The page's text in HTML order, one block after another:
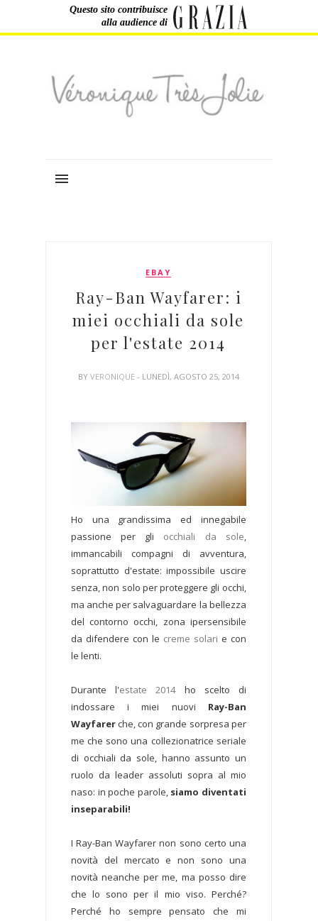
Questo sito contribuisce
alla audience di
EBAY
Ray-Ban Wayfarer: i
miei occhiali da sole
per l'estate 2014
BY VERONIQUE - LUNEDÌ, AGOSTO 25, 2014
Ho una grandissima ed innegabile
passione per gli occhiali da sole,
immancabili compagni di avventura,
soprattutto d'estate: impossibile uscire
senza, non solo per proteggere gli occhi,
ma anche per salvaguardare la bellezza
del contorno occhi, zona ipersensibile
da difendere con le creme solari e con
le lenti.
Durante l'estate 2014ho scelto di
indossare i miei nuovi Ray-Ban
Wayfarerche, con grande sorpresa per
me che sono una collezionatrice seriale
di occhiali da sole, hanno assunto un
ruolo da leader assoluti sopra al mio
naso: in poche parole, siamo diventati
inseparabili!
I Ray-Ban Wayfarer non sono certo una
novità del mercato e non sono una
novità neanche per me, ma posso dire
che lo sono per il mio viso. Perché?
Perché ho sempre pensato che mi